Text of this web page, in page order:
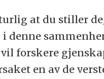
at du stiller
denne
forskere
en av de